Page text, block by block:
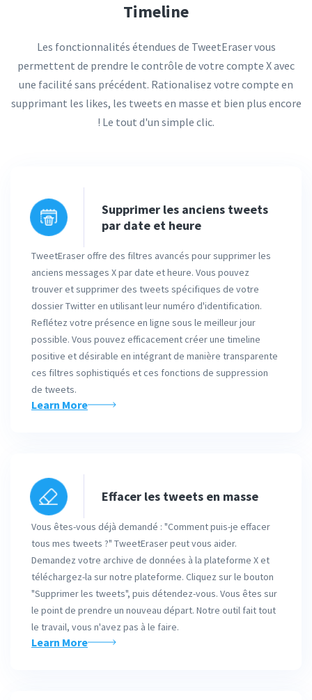
Timeline
Les fonctionnalités étendues de TweetEraser vous
permettent de prendre le contrôle de votre compte X avec
une facilité sans précédent. Rationalisez votre compte en
supprimant les likes, les tweets en masse et bien plus encore
! Le tout d'un simple clic.
Supprimer les anciens tweets
par date et heure
TweetEraser offre des filtres avancés pour supprimer les
anciens messages X par date et heure. Vous pouvez
trouver et supprimer des tweets spécifiques de votre
dossier Twitter en utilisant leur numéro d'identification.
Reflétez votre présence en ligne sous le meilleur jour
possible. Vous pouvez efficacement créer une timeline
positive et désirable en intégrant de manière transparente
ces filtres sophistiqués et ces fonctions de suppression
de tweets.
Learn More
Effacer les tweets en masse
Vous êtes-vous déjà demandé : "Comment puis-je effacer
tous mes tweets ?" TweetEraser peut vous aider.
Demandez votre archive de données à la plateforme X et
téléchargez-la sur notre plateforme. Cliquez sur le bouton
"Supprimer les tweets", puis détendez-vous. Vous êtes sur
le point de prendre un nouveau départ. Notre outil fait tout
le travail, vous n'avez pas à le faire.
Learn More